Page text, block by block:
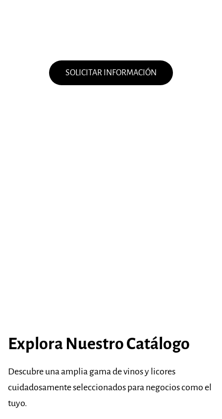
SOLICITAR INFORMACIÓN
Explora Nuestro Catálogo
Descubre una amplia gama de vinos y licores
cuidadosamente seleccionados para negocios como el
tuyo.​​